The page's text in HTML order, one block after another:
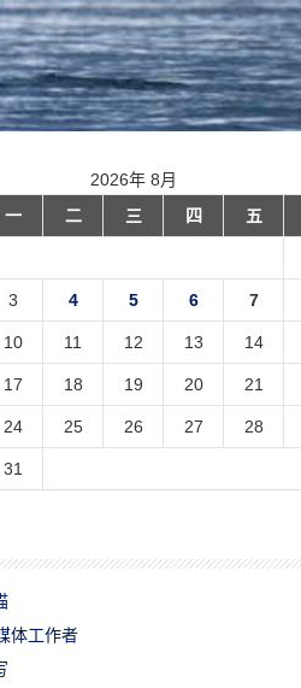
2026年 8月
一 二 三 四 五
3 4 5 6 7
10 11 12 13 14
17 18 19 20 21
24 25 26 27 28
31
体工作者